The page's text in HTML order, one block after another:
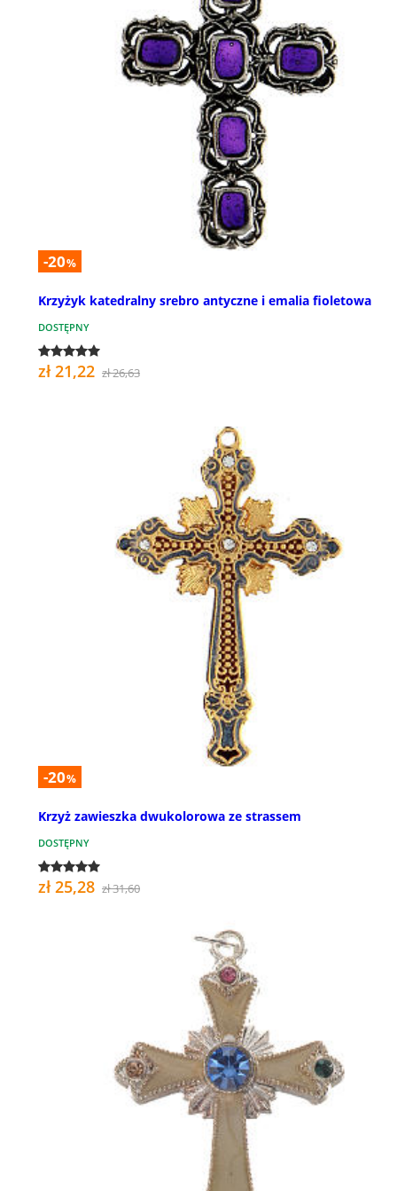
-20%
Krzyżyk katedralny srebro antyczne i emalia fioletowa
DOSTĘPNY
zł 21,22 zł 26,63
-20%
Krzyż zawieszka dwukolorowa ze strassem
DOSTĘPNY
zł 25,28 zł 31,60